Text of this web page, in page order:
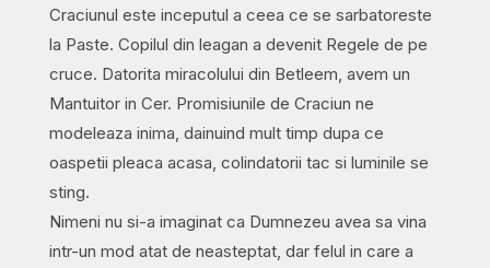
Craciunul este inceputul a ceea ce se sarbatoreste
la Paste. Copilul din leagan a devenit Regele de pe
cruce. Datorita miracolului din Betleem, avem un
Mantuitor in Cer. Promisiunile de Craciun ne
modeleaza inima, dainuind mult timp dupa ce
oaspetii pleaca acasa, colindatorii tac si luminile se
sting.
Nimeni nu si-a imaginat ca Dumnezeu avea sa vina
intr-un mod atat de neasteptat, dar felul in care a